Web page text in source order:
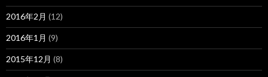
2016年2月 (12)
2016年1月 (9)
2015年12月 (8)